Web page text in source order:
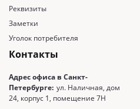
Реквизиты
Заметки
Уголок потребителя
Контакты
Адрес офиса в Санкт-
Петербурге: ул. Наличная, дом
24, корпус 1, помещение 7Н